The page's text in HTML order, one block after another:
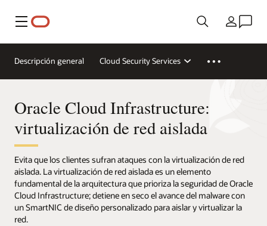
Menú País
Descripción general Cloud Security Services
Oracle Cloud Infrastructure:
virtualización de red aislada
Evita que los clientes sufran ataques con la virtualización de red
aislada. La virtualización de red aislada es un elemento
fundamental de la arquitectura que prioriza la seguridad de Oracle
Cloud Infrastructure; detiene en seco el avance del malware con
un SmartNIC de diseño personalizado para aislar y virtualizar la
red.